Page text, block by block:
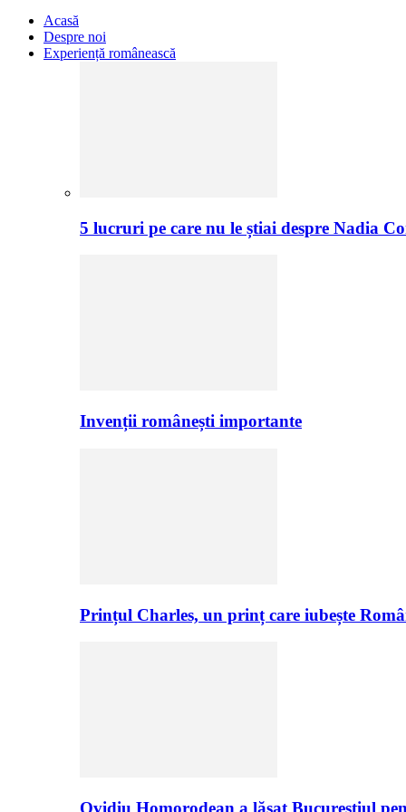
Acasă
Despre noi
Experiență românească
5 lucruri pe care nu le știai despre Nadia
Invenții românești importante
Prințul Charles, un prinț care iubește
Ovidiu Homorodean a lăsat Bucureștiul